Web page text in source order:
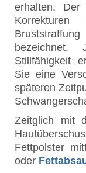
erhalten.
Stillfähigkeit
Sie eine
späteren
Zeitglich mit
Fettpolster
oder